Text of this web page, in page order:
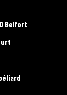
Belfort